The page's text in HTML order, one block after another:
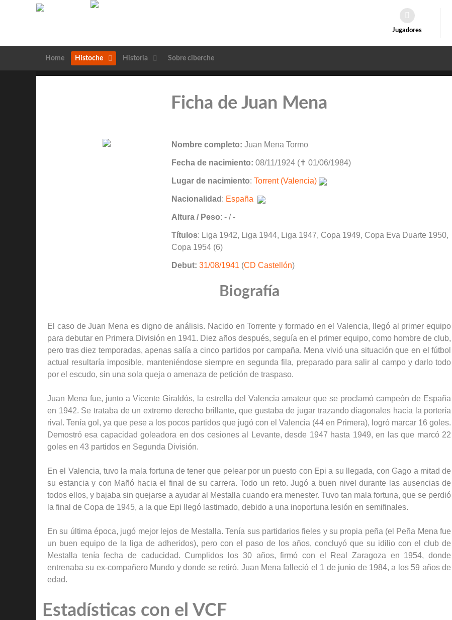
Jugadores
Home Histoche Historia Sobre ciberche
Ficha de Juan Mena
Nombre completo: Juan Mena Tormo
Fecha de nacimiento: 08/11/1924 (✝ 01/06/1984)
Lugar de nacimiento: Torrent (Valencia)
Nacionalidad : España
Altura / Peso: - / -
Títulos: Liga 1942, Liga 1944, Liga 1947, Copa 1949, Copa Eva Duarte 1950,
Copa 1954 (6)
Debut: 31/08/1941 (CD Castellón)
Biografía
El caso de Juan Mena es digno de análisis. Nacido en Torrente y formado en el Valencia, llegó al primer equipo
para debutar en Primera División en 1941. Diez años después, seguía en el primer equipo, como hombre de club,
pero tras diez temporadas, apenas salía a cinco partidos por campaña. Mena vivió una situación que en el fútbol
actual resultaría imposible, manteniéndose siempre en segunda fila, preparado para salir al campo y darlo todo
por el escudo, sin una sola queja o amenaza de petición de traspaso.
Juan Mena fue, junto a Vicente Giraldós, la estrella del Valencia amateur que se proclamó campeón de España
en 1942. Se trataba de un extremo derecho brillante, que gustaba de jugar trazando diagonales hacia la portería
rival. Tenía gol, ya que pese a los pocos partidos que jugó con el Valencia (44 en Primera), logró marcar 16 goles.
Demostró esa capacidad goleadora en dos cesiones al Levante, desde 1947 hasta 1949, en las que marcó 22
goles en 43 partidos en Segunda División.
En el Valencia, tuvo la mala fortuna de tener que pelear por un puesto con Epi a su llegada, con Gago a mitad de
su estancia y con Mañó hacia el final de su carrera. Todo un reto. Jugó a buen nivel durante las ausencias de
todos ellos, y bajaba sin quejarse a ayudar al Mestalla cuando era menester. Tuvo tan mala fortuna, que se perdió
la final de Copa de 1945, a la que Epi llegó lastimado, debido a una inoportuna lesión en semifinales.
En su última época, jugó mejor lejos de Mestalla. Tenía sus partidarios fieles y su propia peña (el Peña Mena fue
un buen equipo de la liga de adheridos), pero con el paso de los años, concluyó que su idilio con el club de
Mestalla tenía fecha de caducidad. Cumplidos los 30 años, firmó con el Real Zaragoza en 1954, donde
entrenaba su ex-compañero Mundo y donde se retiró. Juan Mena falleció el 1 de junio de 1984, a los 59 años de
edad.
Estadísticas con el VCF